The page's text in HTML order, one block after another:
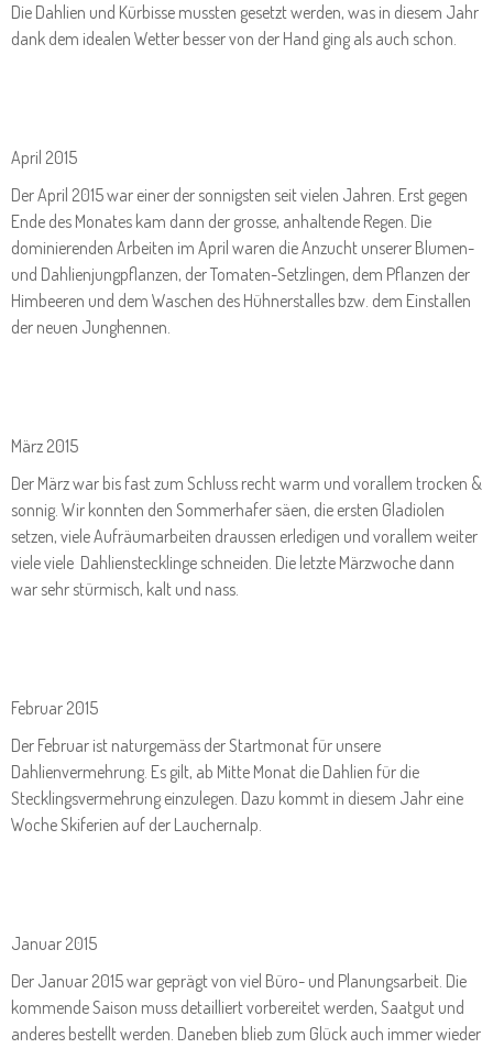
Die Dahlien und Kürbisse mussten gesetzt werden, was in diesem Jahr
dank dem idealen Wetter besser von der Hand ging als auch schon.
April 2015
Der April 2015 war einer der sonnigsten seit vielen Jahren. Erst gegen
Ende des Monates kam dann der grosse, anhaltende Regen. Die
dominierenden Arbeiten im April waren die Anzucht unserer Blumen-
und Dahlienjungpflanzen, der Tomaten-Setzlingen, dem Pflanzen der
Himbeeren und dem Waschen des Hühnerstalles bzw. dem Einstallen
der neuen Junghennen.
März 2015
Der März war bis fast zum Schluss recht warm und vorallem trocken &
sonnig. Wir konnten den Sommerhafer säen, die ersten Gladiolen
setzen, viele Aufräumarbeiten draussen erledigen und vorallem weiter
viele viele Dahlienstecklinge schneiden. Die letzte Märzwoche dann
war sehr stürmisch, kalt und nass.
Februar 2015
Der Februar ist naturgemäss der Startmonat für unsere
Dahlienvermehrung. Es gilt, ab Mitte Monat die Dahlien für die
Stecklingsvermehrung einzulegen. Dazu kommt in diesem Jahr eine
Woche Skiferien auf der Lauchernalp.
Januar 2015
Der Januar 2015 war geprägt von viel Büro- und Planungsarbeit. Die
kommende Saison muss detailliert vorbereitet werden, Saatgut und
anderes bestellt werden. Daneben blieb zum Glück auch immer wieder